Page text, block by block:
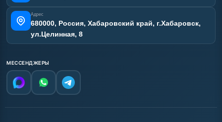
Адрес
680000, Россия, Хабаровский край, г.Хабаровск,
ул.Целинная, 8
МЕССЕНДЖЕРЫ